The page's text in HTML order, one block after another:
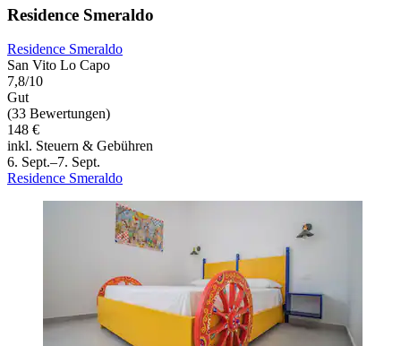
Residence Smeraldo
Residence Smeraldo
San Vito Lo Capo
7,8/10
Gut
(33 Bewertungen)
148 €
inkl. Steuern & Gebühren
6. Sept.–7. Sept.
Residence Smeraldo